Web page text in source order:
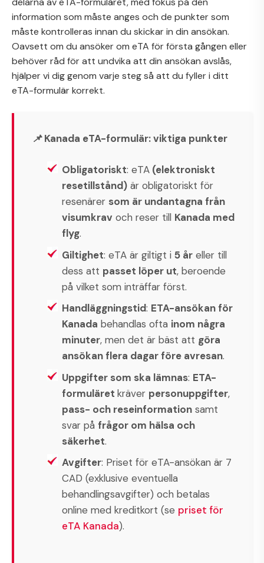
information som måste anges och de punkter som
måste kontrolleras innan du skickar in din ansökan.
Oavsett om du ansöker om eTA för första gången eller
behöver råd för att undvika att din ansökan avslås,
hjälper vi dig genom varje steg så att du fyller i ditt
eTA-formulär korrekt.
📌 Kanada eTA-formulär: viktiga punkter
Obligatoriskt: eTA (elektroniskt
resetillstånd) är obligatoriskt för
resenärer som är undantagna från
visumkrav och reser till Kanada med
flyg.
Giltighet: eTA är giltigt i 5 år eller till
dess att passet löper ut, beroende
på vilket som inträffar först.
Handläggningstid: ETA-ansökan för
Kanada behandlas ofta inom några
minuter, men det är bäst att göra
ansökan flera dagar före avresan.
Uppgifter som ska lämnas: ETA-
formuläret kräver personuppgifter,
pass- och reseinformation samt
svar på frågor om hälsa och
säkerhet.
Avgifter: Priset för eTA-ansökan är 7
CAD (exklusive eventuella
behandlingsavgifter) och betalas
online med kreditkort (se priset för
eTA Kanada).